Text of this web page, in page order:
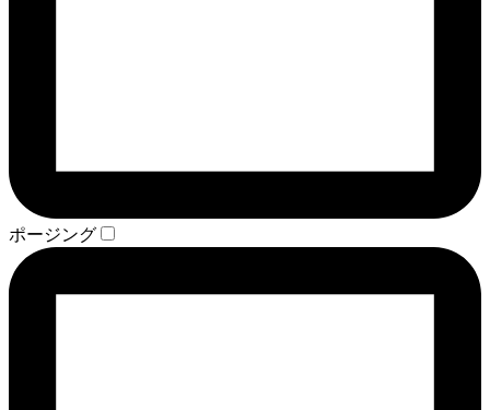
ポージング